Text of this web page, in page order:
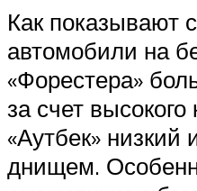
Как показывают
автомобили на
«Форестера»
за счет высокого
«Аутбек» низкий
днищем.